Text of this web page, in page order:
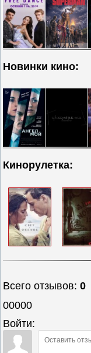
Новинки кино:
Кинорулетка:
Всего отзывов:0
00000
Войти: